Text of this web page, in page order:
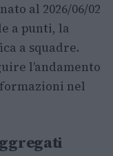
al 2026/06/02
a punti, la
a squadre.
l’andamento
nel